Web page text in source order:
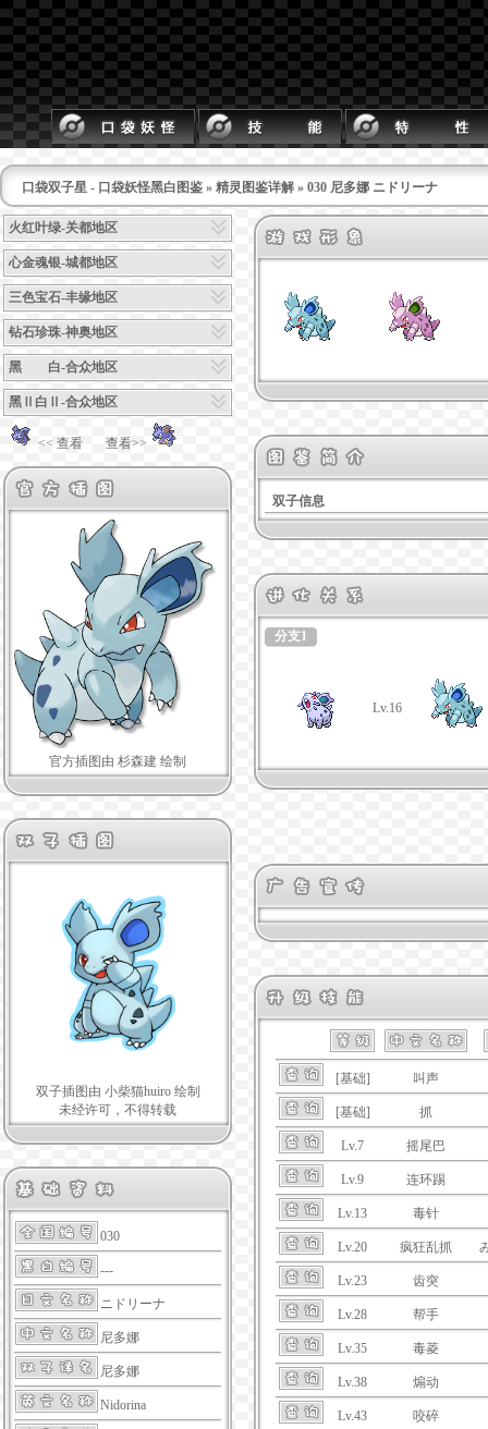
口袋双子星 - 口袋妖怪黑白图鉴 » 精灵图鉴详解 » 030 尼多娜 ニドリーナ
火红叶绿-关都地区
心金魂银-城都地区
三色宝石-丰缘地区
钻石珍珠-神奥地区
黑 白-合众地区
黑Ⅱ白Ⅱ-合众地区
<< 查看 查看>>
官方插图由 杉森建 绘制
双子插图由 小柴猫huiro 绘制
未经许可，不得转载
030
---
ニドリーナ
尼多娜
尼多娜
Nidorina
双子信息
分支1
Lv.16
[基础] 叫声
[基础] 抓
Lv.7 摇尾巴
Lv.9 连环踢
Lv.13 毒针
Lv.20 疯狂乱抓
Lv.23 齿突
Lv.28 帮手
Lv.35 毒菱
Lv.38 煽动
Lv.43 咬碎